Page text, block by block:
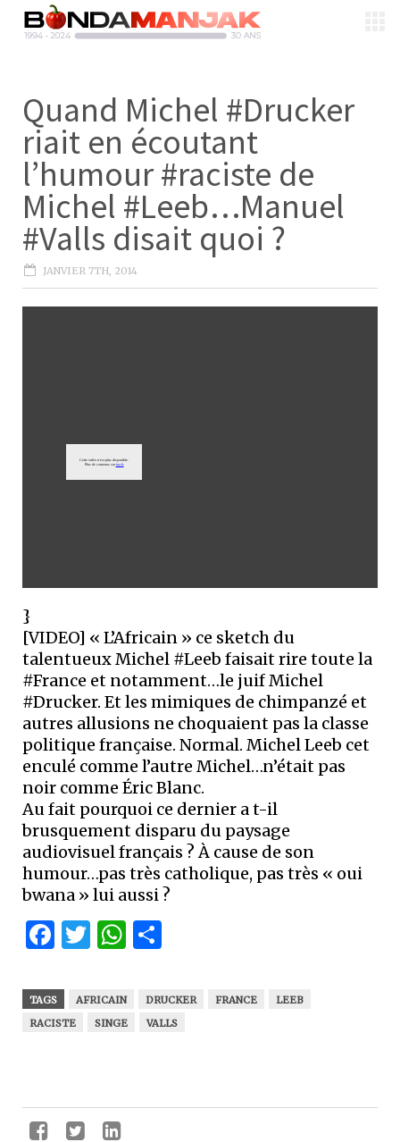
Quand Michel #Drucker
riait en écoutant
l’humour #raciste de
Michel #Leeb…Manuel
#Valls disait quoi ?
JANVIER 7TH, 2014
}
[VIDEO] « L’Africain » ce sketch du
talentueux Michel #Leeb faisait rire toute la
#France et notamment…le juif Michel
#Drucker. Et les mimiques de chimpanzé et
autres allusions ne choquaient pas la classe
politique française. Normal. Michel Leeb cet
enculé comme l’autre Michel…n’était pas
noir comme Éric Blanc.
Au fait pourquoi ce dernier a t-il
brusquement disparu du paysage
audiovisuel français ? À cause de son
humour…pas très catholique, pas très « oui
bwana » lui aussi ?
Facebook
Twitter
WhatsApp
TAGS AFRICAIN DRUCKER FRANCE
LEEB
RACISTE
SINGE VALLS